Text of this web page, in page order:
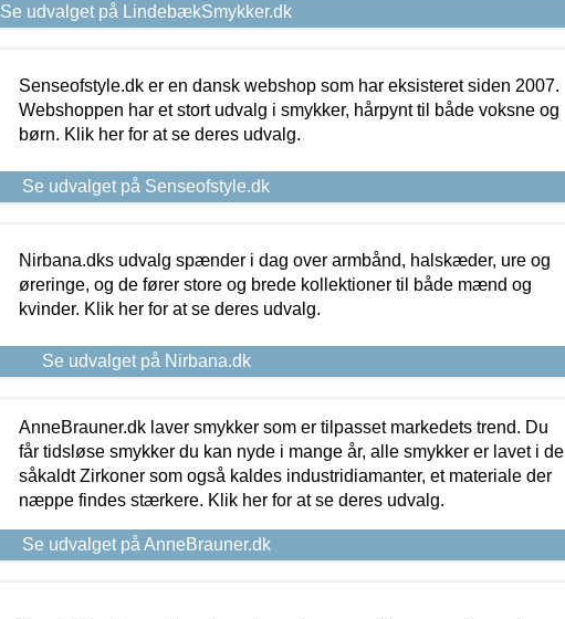
Se udvalget på LindebækSmykker.dk
Senseofstyle.dk er en dansk webshop som har eksisteret siden 2007.
Webshoppen har et stort udvalg i smykker, hårpynt til både voksne og
børn. Klik her for at se deres udvalg.
Se udvalget på Senseofstyle.dk
Nirbana.dks udvalg spænder i dag over armbånd, halskæder, ure og
øreringe, og de fører store og brede kollektioner til både mænd og
kvinder. Klik her for at se deres udvalg.
Se udvalget på Nirbana.dk
AnneBrauner.dk laver smykker som er tilpasset markedets trend. Du
får tidsløse smykker du kan nyde i mange år, alle smykker er lavet i de
såkaldt Zirkoner som også kaldes industridiamanter, et materiale der
næppe findes stærkere. Klik her for at se deres udvalg.
Se udvalget på AnneBrauner.dk